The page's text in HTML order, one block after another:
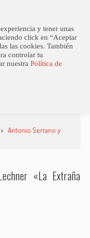
> Antonio Serrano y
«La Extraña
y tener unas
click en “Aceptar
las cookies. También
controlar tu
nuestra Política de